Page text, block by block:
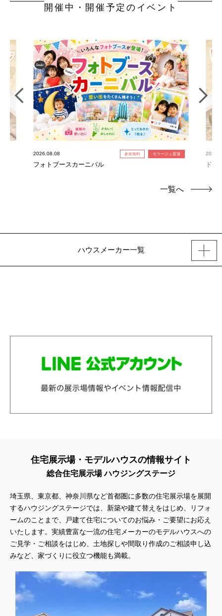
開催中・開催予定のイベント
2026.08.08 参加無料 モラージュ菖蒲
フォトブースカーニバル ドキ
一覧へ
ハウスメーカー一覧
住宅展示場・モデルハウスの情報サイト
総合住宅展示場 ハウジングステージ
埼玉県、東京都、神奈川県など首都圏に多数の住宅展示場を展開
するハウジングステージでは、新築や建て替えをはじめ、リフォ
ームのことまで、戸建て住宅についてのお悩み・ご要望にお応え
いたします。実績豊富な一流の住宅メーカーのモデルハウスへの
ご見学・ご相談をはじめ、土地探しや間取り作成のご相談申し込
みなど、家づくりに役立つ機能も満載。